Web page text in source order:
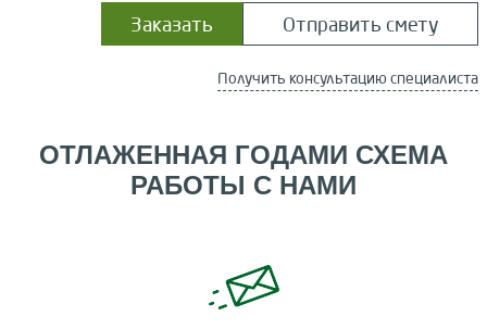
Отправить смету
Заказать
Получить консультацию специалиста
ОТЛАЖЕННАЯ ГОДАМИ СХЕМА
РАБОТЫ С НАМИ